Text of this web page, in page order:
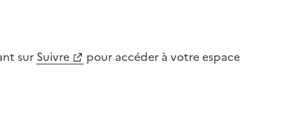
sur Suivre
pour accéder à votre espace